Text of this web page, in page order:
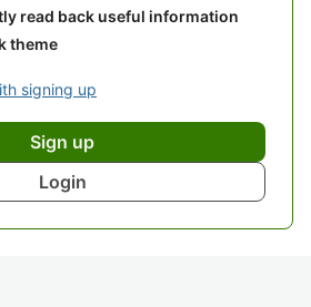
read back useful information
theme
signing up
Sign up
Login